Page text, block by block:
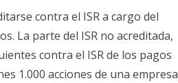
contra el ISR a cargo del
La parte del ISR no acreditada,
contra el ISR de los pagos
1.000 acciones de una empresa